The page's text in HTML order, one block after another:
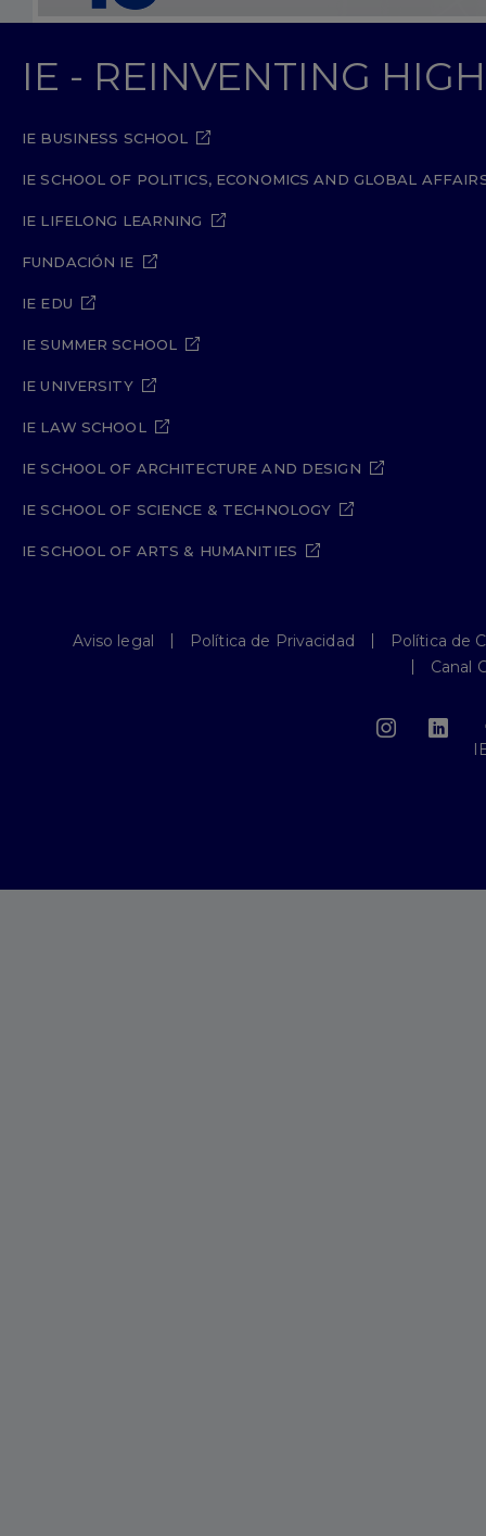
IE - REINVENTING
IE BUSINESS SCHOOL
IE SCHOOL OF POLITICS, ECONOMICS AND GLOBAL
IE LIFELONG LEARNING
FUNDACIÓN IE
IE EDU
IE SUMMER SCHOOL
IE UNIVERSITY
IE LAW SCHOOL
IE SCHOOL OF ARCHITECTURE AND DESIGN
IE SCHOOL OF SCIENCE & TECHNOLOGY
IE SCHOOL OF ARTS & HUMANITIES
Aviso legal Política de Privacidad
Política de
Canal